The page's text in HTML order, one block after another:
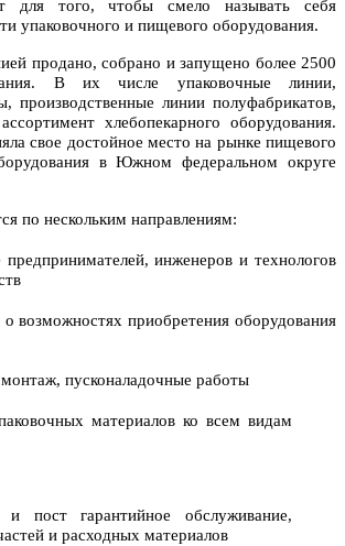
для того, чтобы смело называть себя
упаковочного и пищевого оборудования.
продано, собрано и запущено более 2500
В их числе упаковочные линии,
производственные линии полуфабрикатов,
хлебопекарного оборудования.
свое достойное местона рынке пищевого
в Южном федеральном округе
по нескольким направлениям:
предпринимателей, инженеров и технологов
о возможностях приобретения оборудования
пусконаладочные работы
материалов ко всем видам
и пост гарантийное обслуживание,
и расходных материалов